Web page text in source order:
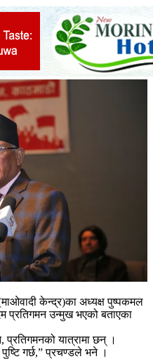
केन्द्र)का अध्यक्ष पुष्पकमल
प्रतिगमन उन्मुख भएको बताएका
यात्रामा छन् ।
गर्छ,” प्रचण्डले भने ।